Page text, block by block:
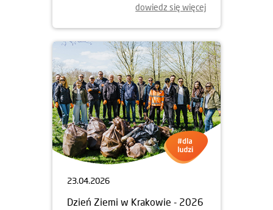
dowiedz się więcej
23.04.2026
Dzień Ziemi w Krakowie - 2026